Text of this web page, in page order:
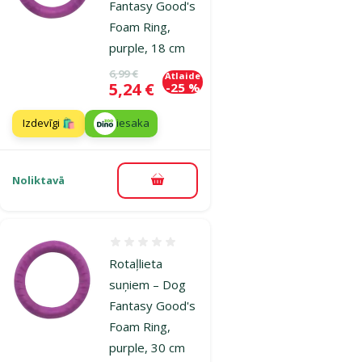
Fantasy Good's
Foam Ring,
purple, 18 cm
Oriģinālā cena
6,99 €
Cena
5,24 €
Atlaide
-25 %
Izdevīgi 🛍️ iesaka
Noliktavā Pievienot grozam
Rotaļlieta
suņiem – Dog
Fantasy Good's
Foam Ring,
purple, 30 cm